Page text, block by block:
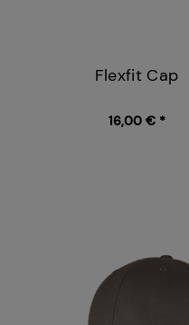
Flexfit Cap
16,00 € *